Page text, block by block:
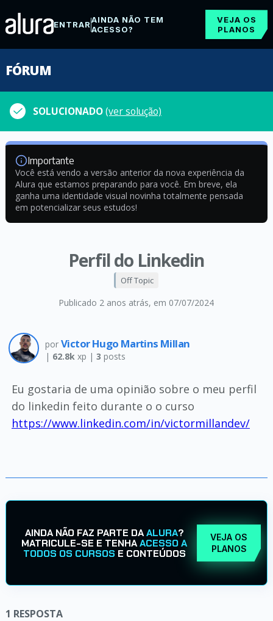
ENTRARAINDA NÃO TEM
ACESSO?
VEJA OS
PLANOS
FÓRUM
SOLUCIONADO(ver solução)
Importante
Você está vendo a versão anterior da nova experiência da
Alura que estamos preparando para você. Em breve, ela
ganha uma identidade visual novinha totalmente pensada
em potencializar seus estudos!
Perfil do Linkedin
Publicado 2 anos atrás, em 07/07/2024
Off Topic
por Victor Hugo Martins Millan
| 62.8kxp | 3 posts
Eu gostaria de uma opinião sobre o meu perfil
do linkedin feito durante o o curso
https://www.linkedin.com/in/victormillandev/
AINDA NÃO FAZ PARTE DAALURA?
MATRICULE-SE E TENHAACESSO A
TODOS OS CURSOS E CONTEÚDOS
VEJA OS
PLANOS
1 RESPOSTA